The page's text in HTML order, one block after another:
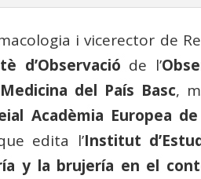
i vicerector de
d’Observació de l’
del País Basc,
Acadèmia Europea
edita l’Institut
y la brujería en el